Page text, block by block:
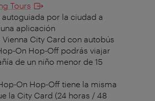
Tours
autoguiada por la ciudad a
aplicación
Vienna City Card con autobús
On Hop-Off podrás viajar
de un niño menor de 15
On Hop-Off tiene la misma
la City Card (24 horas / 48